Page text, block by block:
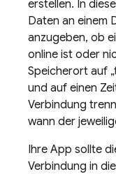
erstellen. In
Daten an einem
anzugeben, ob
online ist oder
Speicherort auf
und auf einen
Verbindung
wann der
Ihre App sollte
Verbindung in